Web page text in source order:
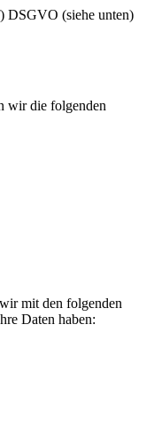
DSGVO (siehe unten)
wir die folgenden
mit den folgenden
Daten haben: